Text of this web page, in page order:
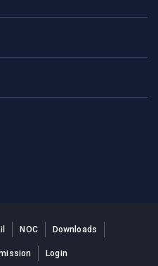
NOC Downloads
Login